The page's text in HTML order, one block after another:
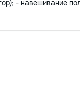
- навешивание